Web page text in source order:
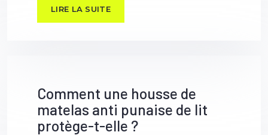
LIRE LA SUITE
Comment une housse de
matelas anti punaise de lit
protège-t-elle ?